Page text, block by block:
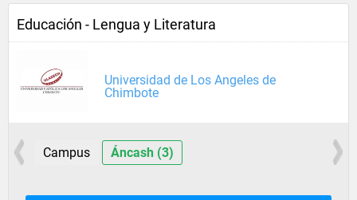
Educación - Lengua y Literatura
Universidad de Los Angeles de
Chimbote
Campus Áncash (3)